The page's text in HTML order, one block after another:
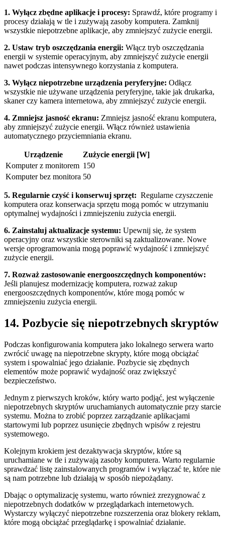
1. Wyłącz zbędne aplikacje i procesy: Sprawdź, które programy⁤ i
procesy działają w​ tle i zużywają zasoby ⁢komputera. Zamknij
wszystkie‌ niepotrzebne ‌aplikacje, aby ⁤zmniejszyć zużycie energii.
2. Ustaw‍ tryb ⁣oszczędzania​ energii: Włącz tryb oszczędzania
⁢energii w systemie operacyjnym, aby zmniejszyć zużycie energii
nawet podczas intensywnego⁢ korzystania z komputera.
3.⁢ Wyłącz niepotrzebne urządzenia peryferyjne: ​Odłącz
⁣wszystkie nie używane ⁣urządzenia peryferyjne, takie jak drukarka,
‍skaner czy kamera‌ internetowa, aby zmniejszyć‌ zużycie energii.
4. Zmniejsz jasność ekranu: Zmniejsz⁢ jasność‌ ekranu komputera,
aby zmniejszyć zużycie energii.‌ Włącz również ustawienia
automatycznego przyciemniania ekranu.
Urządzenie
Zużycie ‌energii [W]
Komputer z monitorem 150
Komputer bez monitora 50
5. Regularnie ⁢czyść i⁤ konserwuj sprzęt: ⁢ Regularne ‍czyszczenie
komputera oraz konserwacja ​sprzętu ⁤mogą pomóc w utrzymaniu
optymalnej wydajności ‌i zmniejszeniu zużycia energii.
6. Zainstaluj aktualizacje ⁤systemu: ⁤Upewnij ⁣się, ‌że system
operacyjny ⁢oraz ​wszystkie sterowniki są zaktualizowane. Nowe
wersje oprogramowania mogą poprawić wydajność i zmniejszyć
⁢zużycie energii.
7. Rozważ zastosowanie energooszczędnych⁣ komponentów:
Jeśli planujesz modernizację komputera, rozważ‌ zakup⁢
energooszczędnych ​komponentów, które ⁤mogą pomóc w
zmniejszeniu zużycia energii.
14. ‌Pozbycie się niepotrzebnych skryptów
Podczas konfigurowania​ komputera‌ jako ​lokalnego serwera warto
zwrócić uwagę⁢ na niepotrzebne skrypty, które mogą obciążać
system i spowalniać jego ‌działanie.⁢ Pozbycie się zbędnych
elementów może poprawić wydajność oraz zwiększyć
bezpieczeństwo.
Jednym z pierwszych kroków, który warto podjąć, jest ‍wyłączenie ​
niepotrzebnych skryptów‌ uruchamianych automatycznie przy starcie​
systemu. Można to zrobić poprzez zarządzanie ⁢aplikacjami​
startowymi lub poprzez usunięcie zbędnych wpisów z rejestru
systemowego.
Kolejnym krokiem ⁢jest dezaktywacja‌ skryptów, ​które są
uruchamiane ‌w⁢ tle i ⁤zużywają zasoby komputera. Warto regularnie
sprawdzać​ listę zainstalowanych programów i wyłączać te, które‌ nie
są nam potrzebne lub działają⁤ w sposób niepożądany.
Dbając o optymalizację systemu, warto ‌również zrezygnować z⁤
niepotrzebnych ⁣dodatków w⁤ przeglądarkach​ internetowych.
Wystarczy‌ wyłączyć niepotrzebne rozszerzenia oraz blokery⁢ reklam,
które mogą obciążać przeglądarkę i spowalniać działanie.